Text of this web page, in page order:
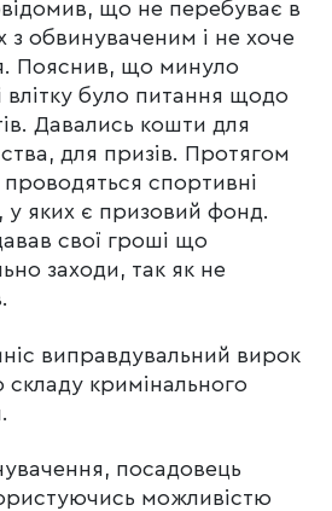
що не перебуває в
з обвинуваченим і не хоче
Пояснив, що минуло
влітку було питання щодо
Давались кошти для
для призів. Протягом
спортивні
у яких є призовий фонд.
свої гроші що
заходи, так як не
виправдувальний вирок
складу кримінального
посадовець
можливістю